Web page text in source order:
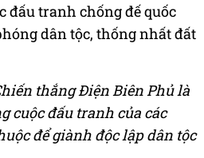
đấu tranh chống đế quốc
dân tộc, thống nhất đất
thắng Điện Biên Phủ là
cuộc đấu tranh của các
để giành độc lập dân tộc